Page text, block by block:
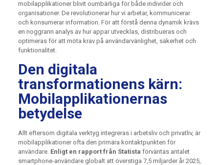
mobilapplikationer blivit oumbärliga för både individer och
organisationer. De revolutionerar hur vi arbetar, kommunicerar
och konsumerar information. För att förstå denna dynamik krävs
en noggrann analys av hur appar utvecklas, distribueras och
optimeras för att möta krav på användarvänlighet, säkerhet och
funktionalitet.
Den digitala
transformationens kärn:
Mobilapplikationernas
betydelse
Allt eftersom digitala verktyg integreras i arbetsliv och privatliv, är
mobilapplikationer ofta den primära kontaktpunkten för
användare. Enligt en rapport från Statista förväntas antalet
smartphone-användare globalt att överstiga 7,5 miljarder år 2025,